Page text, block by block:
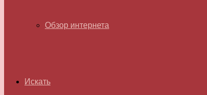
Обзор интернета
Искать